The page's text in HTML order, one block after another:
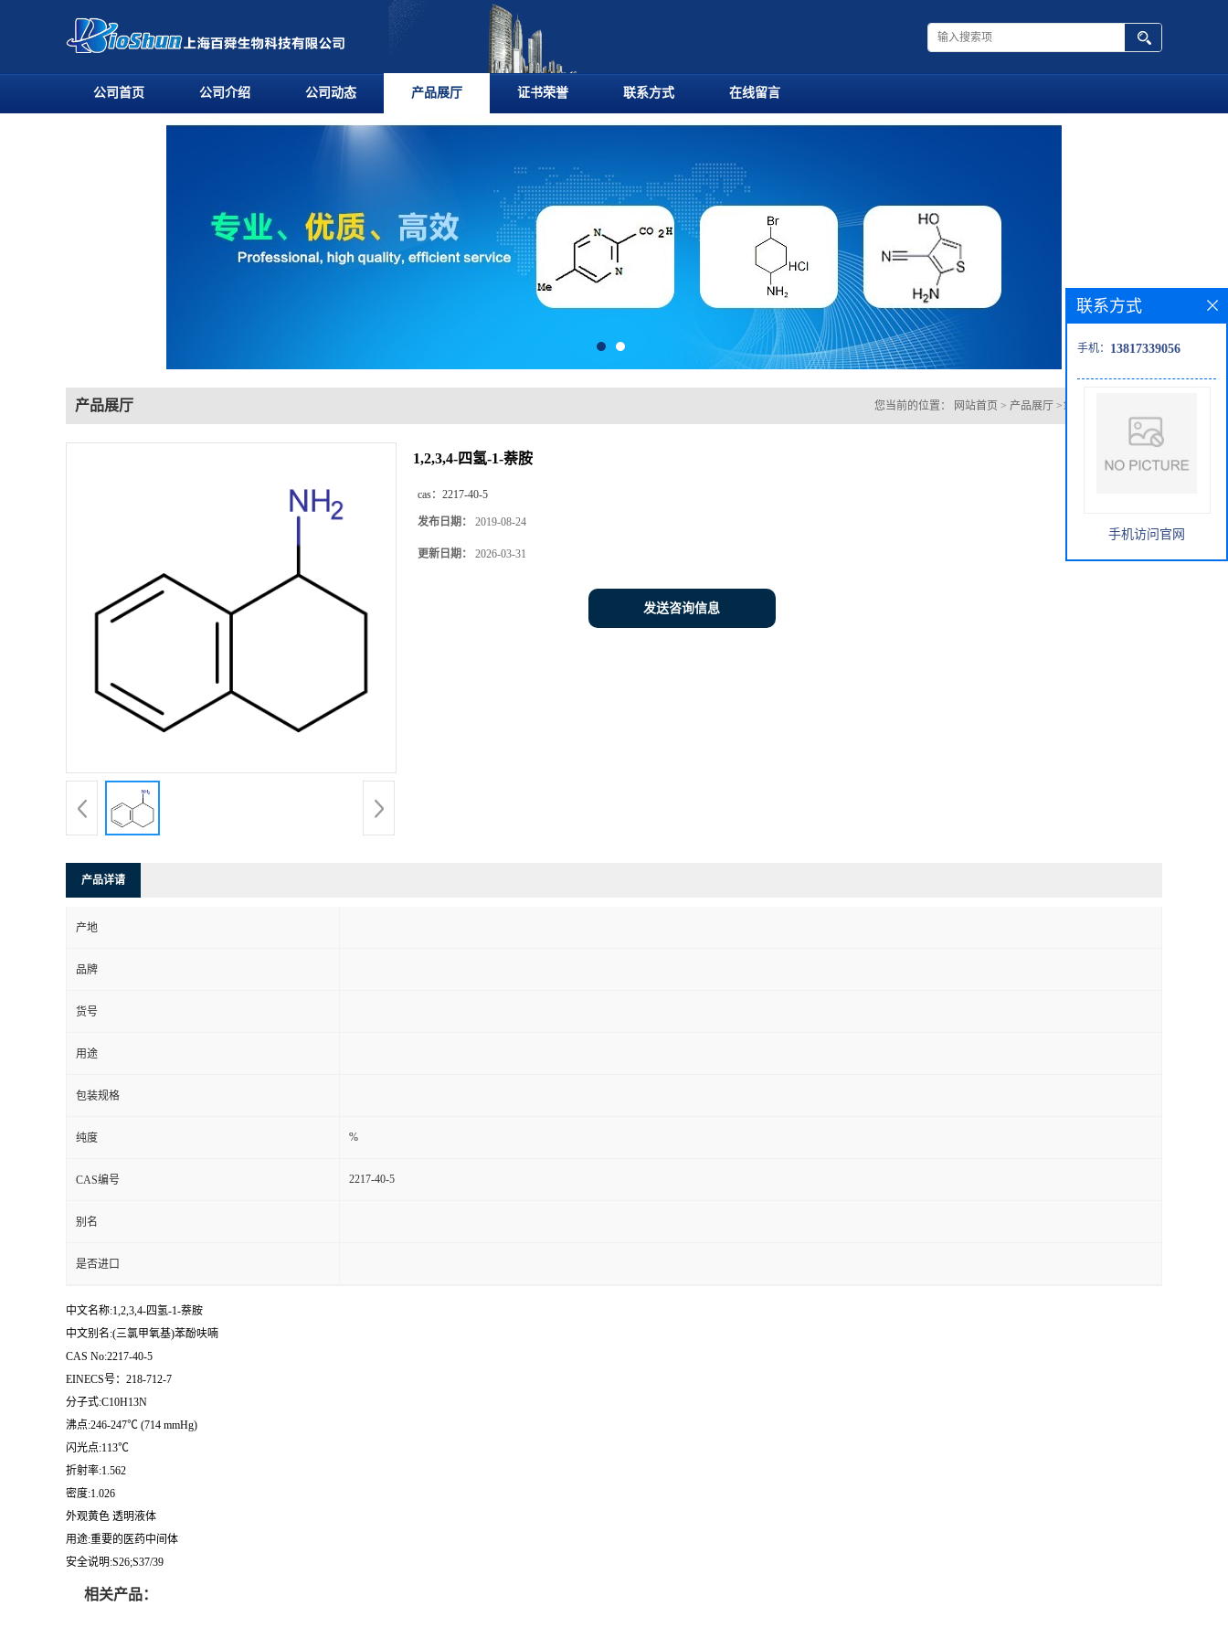
公司首页 公司介绍 公司动态 产品展厅 证书荣誉 联系方式 在线留言
产品展厅 您当前的位置： 网站首页 > 产品展厅 >1,2,3,4-四氢-1-萘胺
1,2,3,4-四氢-1-萘胺
cas： 2217-40-5
发布日期： 2019-08-24
更新日期： 2026-03-31
发送咨询信息
产品详请
产地
品牌
货号
用途
包装规格
纯度 %
CAS编号 2217-40-5
别名
是否进口
中文名称:1,2,3,4-四氢-1-萘胺
中文别名:(三氯甲氧基)苯酚呋喃
CAS No:2217-40-5
EINECS号：218-712-7
分子式:C10H13N
沸点:246-247℃ (714 mmHg)
闪光点:113℃
折射率:1.562
密度:1.026
外观黄色 透明液体
用途:重要的医药中间体
安全说明:S26;S37/39
相关产品：
联系方式
手机： 13817339056
手机访问官网